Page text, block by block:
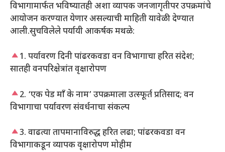
विभागामार्फत भविष्यातही अशा व्यापक जनजागृतीपर उपक्रमांचे
आयोजन करण्यात येणार असल्याची माहिती यावेळी देण्यात
आली.सुचविलेले पर्यायी आकर्षक मथळे:
1. पर्यावरण दिनी पांढरकवडा वन विभागाचा हरित संदेश;
सातही वनपरिक्षेत्रांत वृक्षारोपण
2. ‘एक पेड माँ के नाम’ उपक्रमाला उत्स्फूर्त प्रतिसाद; वन
विभागाचा पर्यावरण संवर्धनाचा संकल्प
3. वाढत्या तापमानाविरुद्ध हरित लढा; पांढरकवडा वन
विभागाकडून व्यापक वृक्षारोपण मोहीम